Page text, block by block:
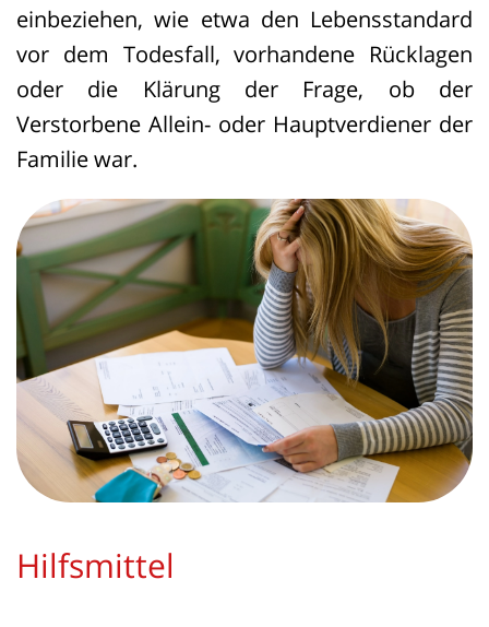
einbeziehen, wie etwa den Lebensstandard
vor dem Todesfall, vorhandene Rücklagen
oder die Klärung der Frage, ob der
Verstorbene Allein- oder Hauptverdiener der
Familie war.
Hilfsmittel